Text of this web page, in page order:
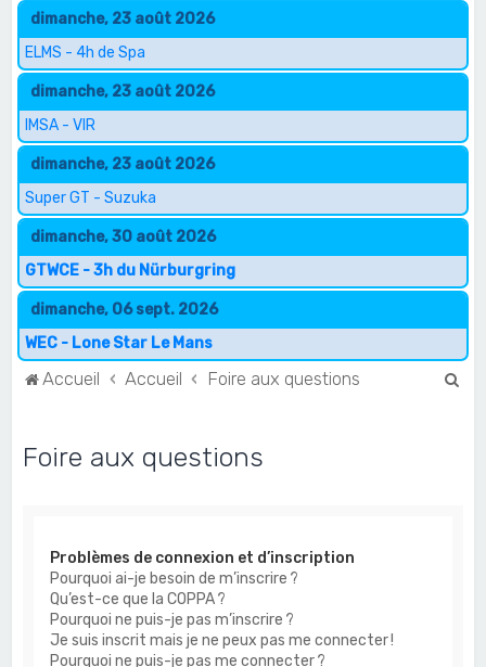
dimanche, 23 août 2026
ELMS - 4h de Spa
dimanche, 23 août 2026
IMSA - VIR
dimanche, 23 août 2026
Super GT - Suzuka
dimanche, 30 août 2026
GTWCE - 3h du Nürburgring
dimanche, 06 sept. 2026
WEC - Lone Star Le Mans
Accueil Accueil Foire aux questions
Foire aux questions
Problèmes de connexion et d’inscription
Pourquoi ai-je besoin de m’inscrire ?
Qu’est-ce que la COPPA ?
Pourquoi ne puis-je pas m’inscrire ?
Je suis inscrit mais je ne peux pas me connecter !
Pourquoi ne puis-je pas me connecter ?